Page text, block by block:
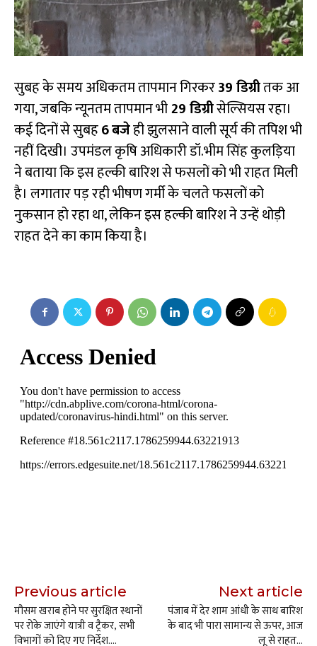
सुबह के समय अधिकतम तापमान गिरकर39 डिग्रीतक आ
गया, जबकि न्यूनतम तापमान भी29 डिग्रीसेल्सियस रहा।
कई दिनों से सुबह6बजेही झुलसाने वाली सूर्य की तपिश भी
नहीं दिखी। उपमंडल कृषि अधिकारी डॉ.भीम सिंह कुलड़िया
ने बताया कि इस हल्की बारिश से फसलों को भी राहत मिली
है। लगातार पड़ रही भीषण गर्मी के चलते फसलों को
नुकसान हो रहा था, लेकिन इस हल्की बारिश ने उन्हें थोड़ी
राहत देने का काम किया है।
Previous article
मौसम खराब होने पर सुरक्षित स्थानों
पर रोके जाएंगे यात्री व ट्रैकर, सभी
विभागों को दिए गए निर्देश….
Next article
पंजाब में देर शाम आंधी के साथ बारिश
के बाद भी पारा सामान्य से ऊपर, आज
लू से राहत…